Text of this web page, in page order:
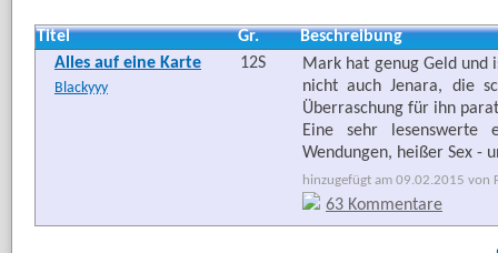
Titel Gr.
Beschreibung
Alles auf eine Karte
Blackyyy
12S
Mark hat genug Geld und
nicht auch Jenara, die
Überraschung für ihn
Eine sehr lesenswerte
Wendungen, heißer Sex -
hinzugefügt am 09.02.2015 von
63 Kommentare